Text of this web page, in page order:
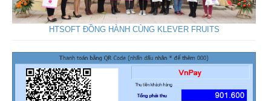
HTSOFT ĐỒNG HÀNH CÙNG KLEVER FRUITS